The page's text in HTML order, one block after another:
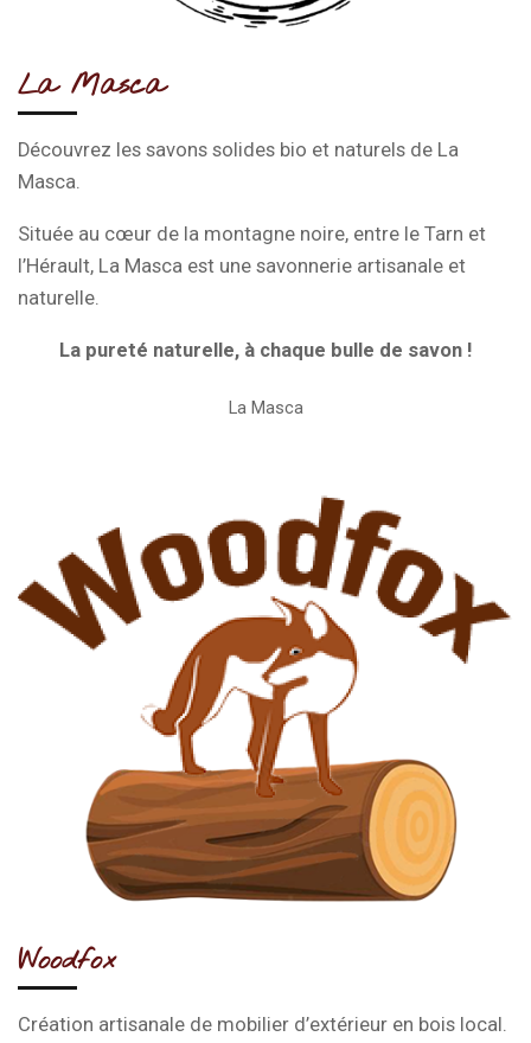
La Masca
Découvrez les savons solides bio et naturels de La
Masca.
Située au cœur de la montagne noire, entre le Tarn et
l’Hérault, La Masca est une savonnerie artisanale et
naturelle.
La pureté naturelle, à chaque bulle de savon !
La Masca
Woodfox
Création artisanale de mobilier d’extérieur en bois local.